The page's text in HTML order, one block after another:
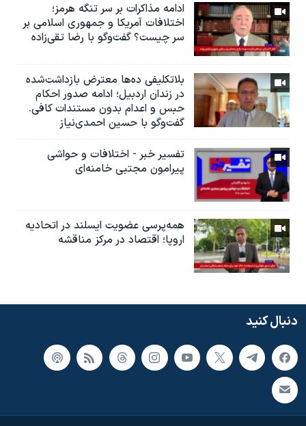
ادامه مذاکرات بر سر تنگه هرمز؛
اختلافات آمریکا و جمهوری اسلامی بر
سر چیست؟ گفت‌وگو با رضا تقی‌زاده
بلاتکلیفی ده‌ها معترض بازداشت‌شده
در زندان اردبیل؛ ادامه صدور احکام
حبس و اعدام بدون مستندات کافی.
گفت‌وگو با حسین احمدی‌نیاز
تفسیر خبر - اختلافات و حواشی
پیرامون مجتبی خامنه‌ای
همه‌پرسی عضویت ایسلند در اتحادیه
اروپا؛ اقتصاد در مرکز مناقشه
دنبال کنید